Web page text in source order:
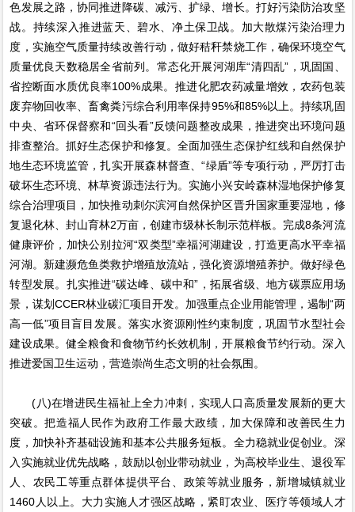
色发展之路，协同推进降碳、减污、扩绿、增长。打好污染防治攻坚
战。持续深入推进蓝天、碧水、净土保卫战。加大散煤污染治理力
度，实施空气质量持续改善行动，做好秸秆禁烧工作，确保环境空气
质量优良天数稳居全省前列。常态化开展河湖库“清四乱”，巩固国、
省控断面水质优良率100%成果。推进化肥农药减量增效，农药包装
废弃物回收率、畜禽粪污综合利用率保持95%和85%以上。持续巩固
中央、省环保督察和“回头看”反馈问题整改成果，推进突出环境问题
排查整治。抓好生态保护和修复。全面加强生态保护红线和自然保护
地生态环境监管，扎实开展森林督查、“绿盾”等专项行动，严厉打击
破坏生态环境、林草资源违法行为。实施小兴安岭森林湿地保护修复
综合治理项目，加快推动刺尔滨河自然保护区晋升国家重要湿地，修
复退化林、封山育林2万亩，创建市级林长制示范样板。完成8条河流
健康评价，加快公别拉河“双类型”幸福河湖建设，打造更高水平幸福
河湖。新建濒危鱼类救护增殖放流站，强化资源增殖养护。做好绿色
转型发展。扎实推进“碳达峰、碳中和”，拓展省级、地方碳票应用场
景，谋划CCER林业碳汇项目开发。加强重点企业用能管理，遏制“两
高一低”项目盲目发展。落实水资源刚性约束制度，巩固节水型社会
建设成果。健全粮食和食物节约长效机制，开展粮食节约行动。深入
推进爱国卫生运动，营造崇尚生态文明的社会氛围。
(八)在增进民生福祉上全力冲刺，实现人口高质量发展新的更大
突破。把造福人民作为政府工作最大政绩，加大保障和改善民生力
度，加快补齐基础设施和基本公共服务短板。全力稳就业促创业。深
入实施就业优先战略，鼓励以创业带动就业，为高校毕业生、退役军
人、农民工等重点群体提供平台、政策等就业服务，新增城镇就业
1460人以上。大力实施人才强区战略，紧盯农业、医疗等领域人才